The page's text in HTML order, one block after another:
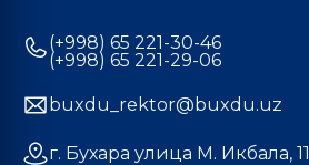
(+998) 65 221-30-46
(+998) 65 221-29-06
buxdu_rektor@buxdu.uz
г. Бухара улица М. Икбала, 11